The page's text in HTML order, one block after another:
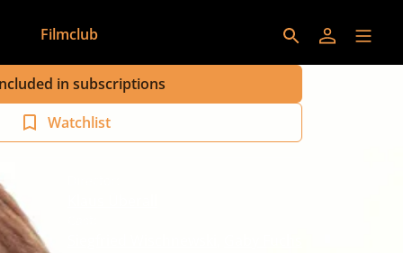
Filmclub
in subscriptions
Watchlist